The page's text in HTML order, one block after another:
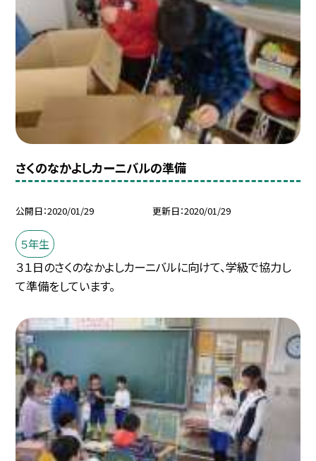
さくのなかよしカーニバルの準備
公開日 2020/01/29 更新日 2020/01/29
５年生
３１日のさくのなかよしカーニバルに向けて、学級で協力し
て準備をしています。